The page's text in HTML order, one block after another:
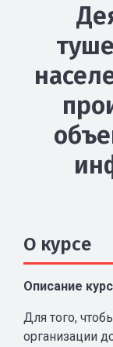
О курсе
Описание
Для того,
организации